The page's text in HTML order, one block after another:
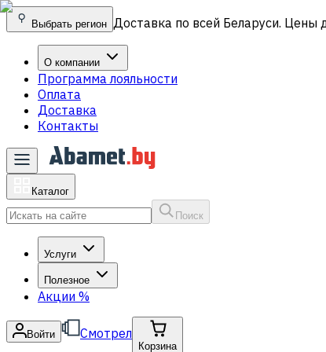
Выбрать регион Доставка по всей Беларуси. Цены
О компании
Программа лояльности
Оплата
Доставка
Контакты
Каталог
Поиск
Услуги
Полезное
Акции %
Войти Смотрел
Корзина